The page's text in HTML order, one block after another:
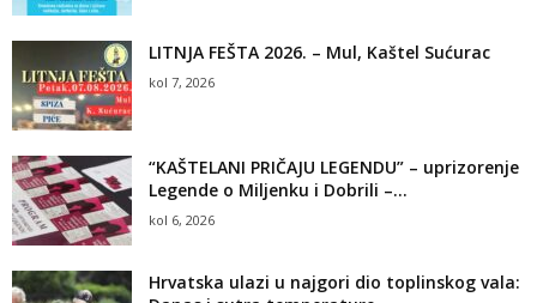
LITNJA FEŠTA 2026. – Mul, Kaštel Sućurac
kol 7, 2026
“KAŠTELANI PRIČAJU LEGENDU” – uprizorenje
Legende o Miljenku i Dobrili –...
kol 6, 2026
Hrvatska ulazi u najgori dio toplinskog vala: